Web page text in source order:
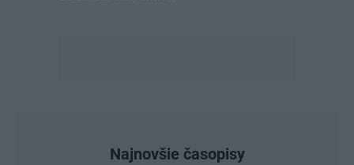
Najnovšie časopisy